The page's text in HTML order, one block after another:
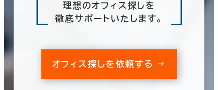
理想のオフィス探しを
徹底サポートいたします。
オフィス探しを依頼する